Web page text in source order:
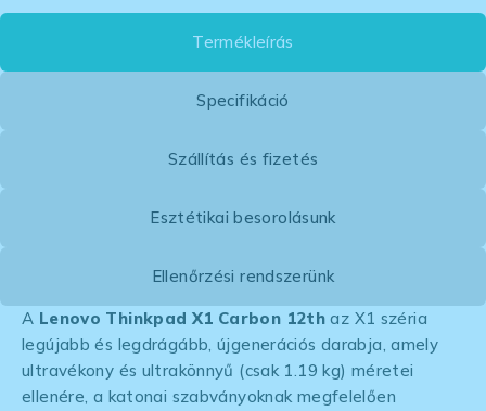
Termékleírás
Specifikáció
Szállítás és fizetés
Esztétikai besorolásunk
Ellenőrzési rendszerünk
A Lenovo Thinkpad X1 Carbon 12th az X1 széria
legújabb és legdrágább, újgenerációs darabja, amely
ultravékony és ultrakönnyű (csak 1.19 kg) méretei
ellenére, a katonai szabványoknak megfelelően